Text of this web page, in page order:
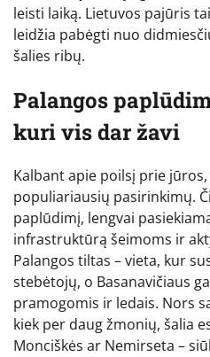
leisti laiką. Lietuvos pajūris
leidžia pabėgti nuo
šalies ribų.
Palangos
kuri vis dar žavi
Kalbant apie poilsį prie
populiariausių pasirinkimų.
paplūdimį, lengvai
infrastruktūrą šeimoms ir
Palangos tiltas – vieta, kur
stebėtojų, o Basanavičiaus
pramogomis ir ledais. Nors
kiek per daug žmonių, šalia
Monciškės ar Nemirseta –